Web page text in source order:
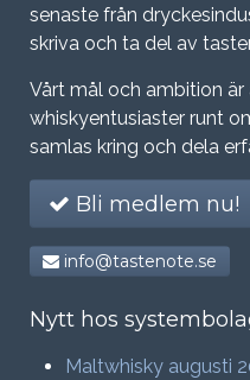
senaste från
skriva och ta del av
Vårt mål och ambition
whiskyentusiaster runt
samlas kring och dela
Bli medlem nu!
info@tastenote.se
Nytt hos
Maltwhisky augusti